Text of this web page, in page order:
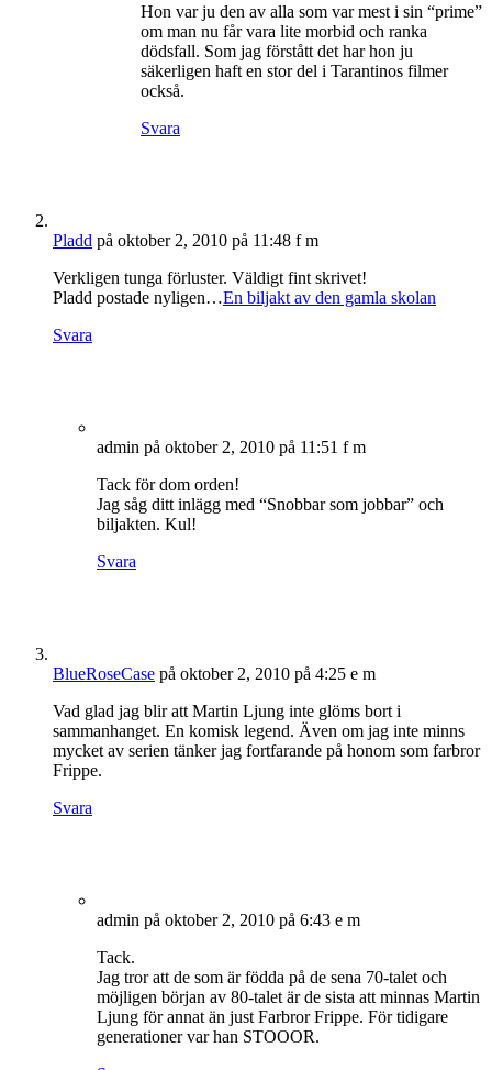
Hon var ju den av alla som var mest i sin “prime”
om man nu får vara lite morbid och ranka
dödsfall. Som jag förstått det har hon ju
säkerligen haft en stor del i Tarantinos filmer
också.
Svara
Pladd på oktober 2, 2010 på 11:48 f m
Verkligen tunga förluster. Väldigt fint skrivet!
Pladd postade nyligen…En biljakt av den gamla skolan
Svara
admin på oktober 2, 2010 på 11:51 f m
Tack för dom orden!
Jag såg ditt inlägg med “Snobbar som jobbar” och
biljakten. Kul!
Svara
BlueRoseCase på oktober 2, 2010 på 4:25 e m
Vad glad jag blir att Martin Ljung inte glöms bort i
sammanhanget. En komisk legend. Även om jag inte minns
mycket av serien tänker jag fortfarande på honom som farbror
Frippe.
Svara
admin på oktober 2, 2010 på 6:43 e m
Tack.
Jag tror att de som är födda på de sena 70-talet och
möjligen början av 80-talet är de sista att minnas Martin
Ljung för annat än just Farbror Frippe. För tidigare
generationer var han STOOOR.